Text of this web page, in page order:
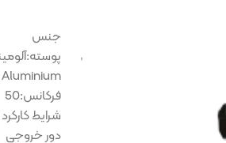
پوسته:آلومینیوم